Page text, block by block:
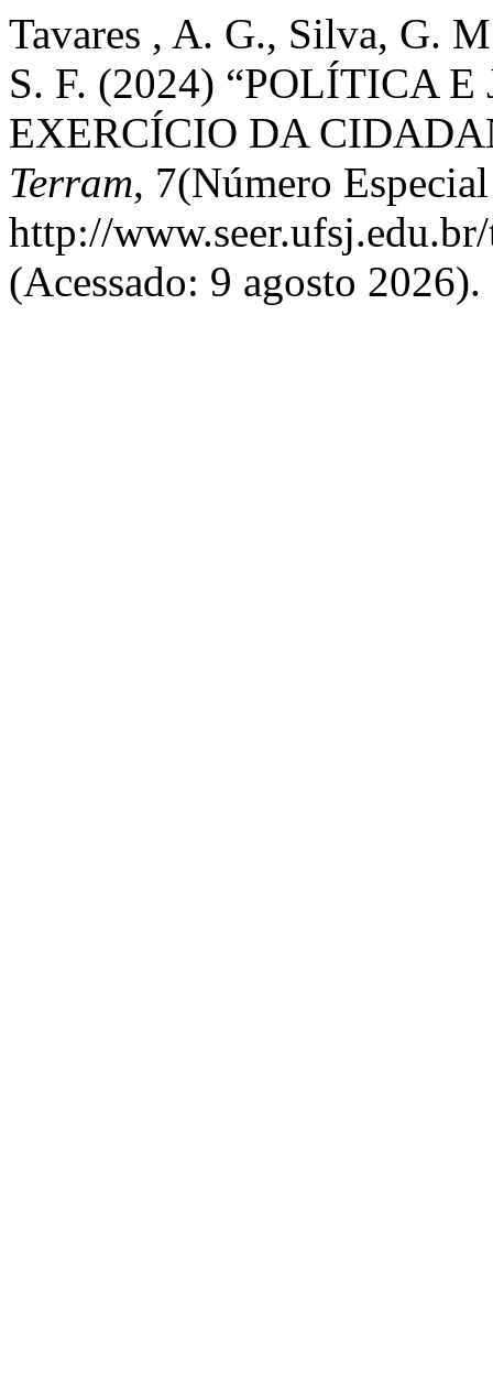
Tavares , A. G., Silva, G.
S. F. (2024) “POLÍTICA
EXERCÍCIO DA
Terram, 7(Número
http://
(Acessado: 9 agosto 2026).